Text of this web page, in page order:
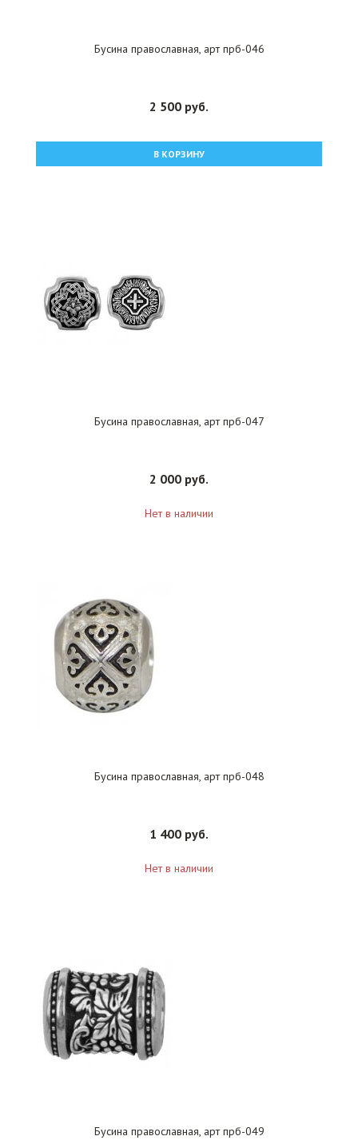
Бусина православная, арт прб-046
2 500 руб.
В КОРЗИНУ
Бусина православная, арт прб-047
2 000 руб.
Нет в наличии
Бусина православная, арт прб-048
1 400 руб.
Нет в наличии
Бусина православная, арт прб-049